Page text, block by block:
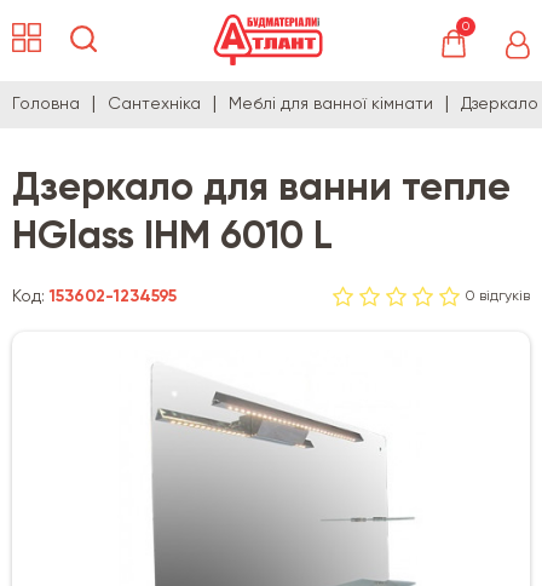
0
Головна Сантехніка Меблі для ванної кімнати Дзеркало
Дзеркало для ванни тепле
HGlass IHM 6010 L
Код:153602-1234595 0 відгуків